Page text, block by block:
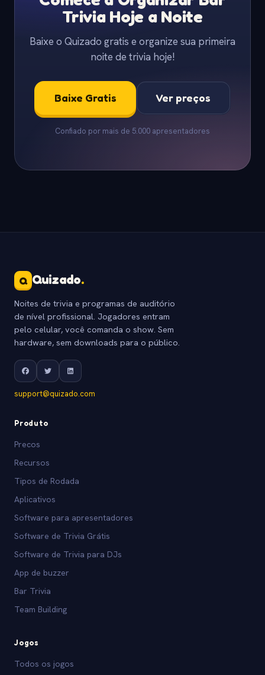
Trivia Hoje a Noite
Baixe o Quizado gratis e organize sua primeira
noite de trivia hoje!
Baixe Gratis Ver preços
Confiado por mais de 5.000 apresentadores
Q Quizado.
Noites de trivia e programas de auditório
de nível profissional. Jogadores entram
pelo celular, você comanda o show. Sem
hardware, sem downloads para o público.
support@quizado.com
Produto
Precos
Recursos
Tipos de Rodada
Aplicativos
Software para apresentadores
Software de Trivia Grátis
Software de Trivia para DJs
App de buzzer
Bar Trivia
Team Building
Jogos
Todos os jogos